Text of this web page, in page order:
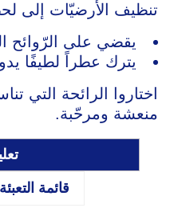
تنظيف الأرضيّات إلى
يقضي على الرّوائح
يترك عطراً لطيفًا
اختاروا الرائحة التي
منعشة ومرحّبة.
قائمة التعبئة